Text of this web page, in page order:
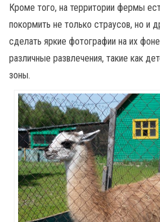
Кроме того, на территории фермы
покормить не только страусов, но и
сделать яркие фотографии на их
различные развлечения, такие как
зоны.